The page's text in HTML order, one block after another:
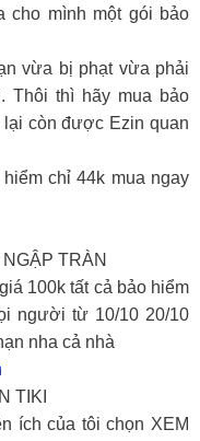
cho mình một gói bảo
vừa bị phạt vừa phải
Thôi thì hãy mua bảo
còn được Ezin quan
chỉ 44k mua ngay
TRÀN
100k tất cả bảo hiểm
người từ 10/10 20/10
nha cả nhà
TIKI
ích của tôi chọn XEM